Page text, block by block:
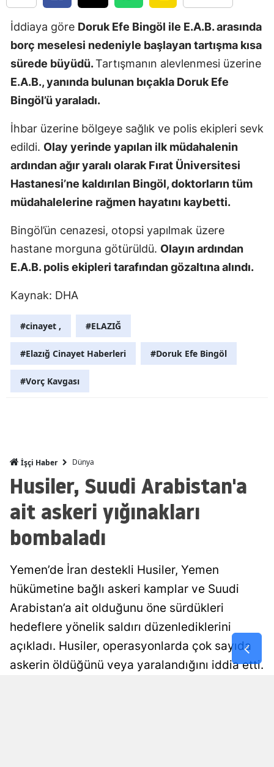
Erzincan
Erzurum
Eskişehir
Gaziantep
Gümüşhane
Hakkari
Hatay
Isparta
Mersin
Kayseri
Kütahya
Mardin
Muş
Nevşehir
İddiaya göre Doruk Efe Bingöl ile E.A.B. arasında
borç meselesi nedeniyle başlayan tartışma kısa
sürede büyüdü.Tartışmanın alevlenmesi üzerine
E.A.B., yanında bulunan bıçakla Doruk Efe
Bingöl’ü yaraladı.
İhbar üzerine bölgeye sağlık ve polis ekipleri sevk
edildi. Olay yerinde yapılan ilk müdahalenin
ardından ağır yaralı olarak Fırat Üniversitesi
Hastanesi’ne kaldırılan Bingöl, doktorların tüm
müdahalelerine rağmen hayatını kaybetti.
Bingöl’ün cenazesi, otopsi yapılmak üzere
hastane morguna götürüldü. Olayın ardından
E.A.B. polis ekipleri tarafından gözaltına alındı.
Kaynak: DHA
#cinayet , #ELAZIĞ
#Elazığ Cinayet Haberleri #Doruk Efe Bingöl
#Vorç Kavgası
İşçi Haber Dünya
Husiler, Suudi Arabistan'a
ait askeri yığınakları
bombaladı
Yemen’de İran destekli Husiler, Yemen
hükümetine bağlı askeri kamplar ve Suudi
Arabistan’a ait olduğunu öne sürdükleri
hedeflere yönelik saldırı düzenlediklerini
açıkladı. Husiler, operasyonlarda çok sayıda
askerin öldüğünü veya yaralandığını iddia etti.